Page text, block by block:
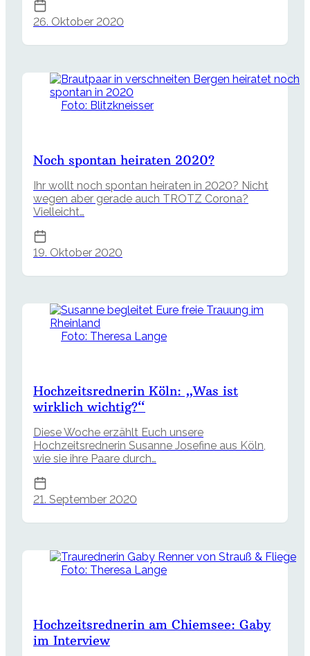
26. Oktober 2020
Foto: Blitzkneisser
Noch spontan heiraten 2020?
Ihr wollt noch spontan heiraten in 2020? Nicht
wegen aber gerade auch TROTZ Corona?
Vielleicht…
19. Oktober 2020
Foto: Theresa Lange
Hochzeitsrednerin Köln: „Was ist
wirklich wichtig?“
Diese Woche erzählt Euch unsere
Hochzeitsrednerin Susanne Josefine aus Köln,
wie sie ihre Paare durch…
21. September 2020
Foto: Theresa Lange
Hochzeitsrednerin am Chiemsee: Gaby
im Interview